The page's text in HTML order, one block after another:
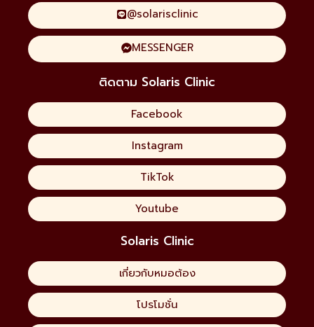
@solarisclinic
MESSENGER
ติดตาม Solaris Clinic
Facebook
Instagram
TikTok
Youtube
Solaris Clinic
เกี่ยวกับหมอต้อง
โปรโมชั่น